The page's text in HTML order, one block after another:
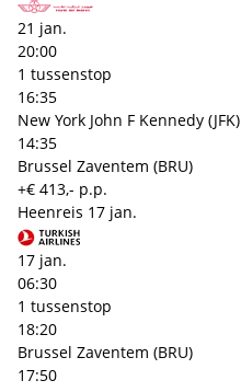
21 jan.
20:00
1 tussenstop
16:35
New York John F Kennedy (JFK)
14:35
Brussel Zaventem (BRU)
+€ 413,- p.p.
Heenreis 17 jan.
17 jan.
06:30
1 tussenstop
18:20
Brussel Zaventem (BRU)
17:50